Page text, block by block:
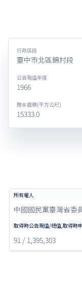
行政區段
臺中市北區錦村段
公告現值年度
1966
謄本面積(平方公尺)
15333.0
中國國民黨臺灣省委
91 / 1,395,303